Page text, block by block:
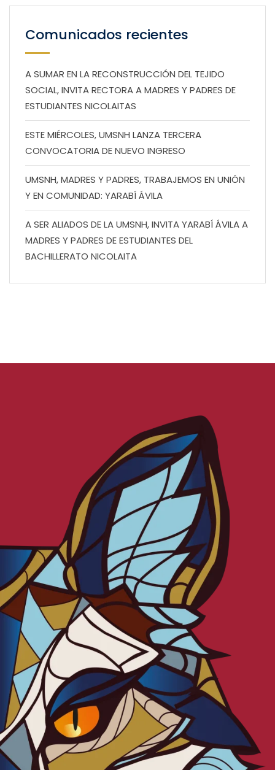
Comunicados recientes
A SUMAR EN LA RECONSTRUCCIÓN DEL TEJIDO
SOCIAL, INVITA RECTORA A MADRES Y PADRES DE
ESTUDIANTES NICOLAITAS
ESTE MIÉRCOLES, UMSNH LANZA TERCERA
CONVOCATORIA DE NUEVO INGRESO
UMSNH, MADRES Y PADRES, TRABAJEMOS EN UNIÓN
Y EN COMUNIDAD: YARABÍ ÁVILA
A SER ALIADOS DE LA UMSNH, INVITA YARABÍ ÁVILA A
MADRES Y PADRES DE ESTUDIANTES DEL
BACHILLERATO NICOLAITA